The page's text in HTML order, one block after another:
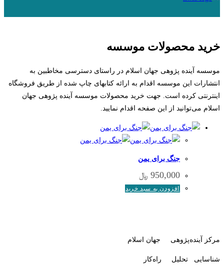
خرید محصولات موسسه
موسسه آینده پژوهی جهان اسلام در راستای دسترسی مخاطبین به
انتشارات این موسسه اقدام به ارائه کتاب­های چاپ شده از طریق فروشگاه
اینترنتی کرده است. جهت خرید محصولات موسسه آینده پژوهی جهان
اسلام می‌توانید از این صفحه اقدام نمایید.
جنگ برای یمن
950,000 ﷼
افزودن به سبد خرید
مرکز آینده‌پژوهی جهان اسلام
شناسایی تحلیل راه‌کار